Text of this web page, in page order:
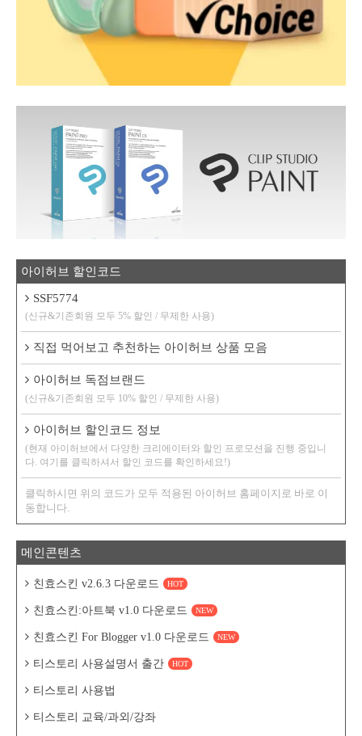
아이허브 할인코드
SSF5774
(신규&기존회원 모두 5% 할인 / 무제한 사용)
직접 먹어보고 추천하는 아이허브 상품 모음
아이허브 독점브랜드
(신규&기존회원 모두 10% 할인 / 무제한 사용)
아이허브 할인코드 정보
(현재 아이허브에서 다양한 크리에이터와 할인 프로모션을 진행 중입니
다. 여기를 클릭하셔서 할인 코드를 확인하세요!)
클릭하시면 위의 코드가 모두 적용된 아이허브 홈페이지로 바로 이
동합니다.
메인콘텐츠
친효스킨 v2.6.3 다운로드 HOT
친효스킨:아트북 v1.0 다운로드 NEW
친효스킨 For Blogger v1.0 다운로드 NEW
티스토리 사용설명서 출간 HOT
티스토리 사용법
티스토리 교육/과외/강좌